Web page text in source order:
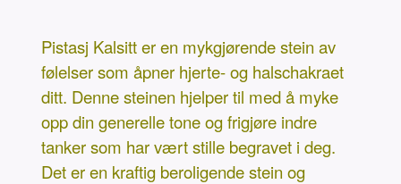
Pistasj Kalsitt er en mykgjørende stein av
følelser som åpner hjerte- og halschakraet
ditt. Denne steinen hjelper til med å myke
opp din generelle tone og frigjøre indre
tanker som har vært stille begravet i deg.
Det er en kraftig beroligende stein og